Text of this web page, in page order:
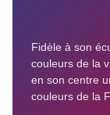
Fidèle à son
couleurs de la
en son centre
couleurs de la